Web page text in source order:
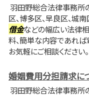
羽田野総合法律事務所
区、博多区、早良区、城
借金などの幅広い法律
料、簡単な内容であれ
お気軽にご相談ください。
婚姻費用分担請求に
羽田野総合法律事務所